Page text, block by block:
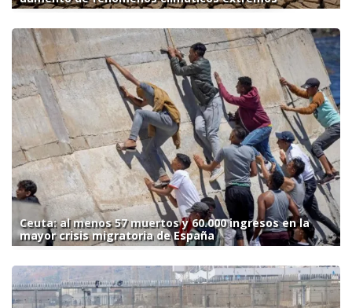
Ceuta: al menos 57 muertos y 60.000 ingresos en la
mayor crisis migratoria de España